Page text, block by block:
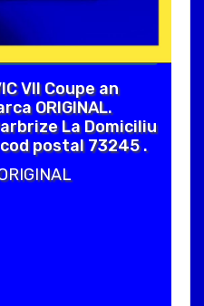
VII Coupe an
ORIGINAL.
La Domiciliu
cod postal 73245 .